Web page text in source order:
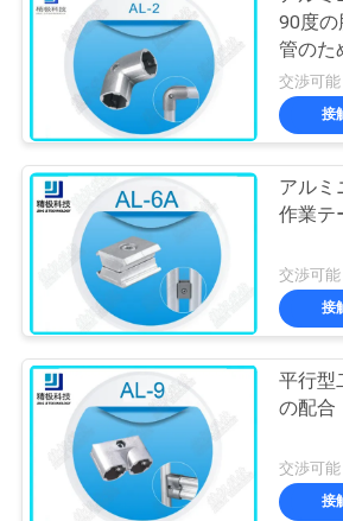
90度の
管のた
管の接
交渉可能
接
アルミ
作業テ
交渉可能
接
平行型
の配合
交渉可能
接